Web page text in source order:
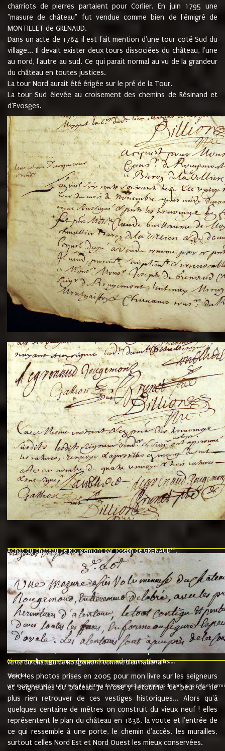
charriots de pierres partaient pour Corlier. En juin 1795 une
"masure de château" fut vendue comme bien de l'émigré de
MONTILLET de GRENAUD.
Dans un acte de 1784 il est fait mention d'une tour coté Sud du
village... Il devait exister deux tours dissociées du château, l'une
au nord, l'autre au sud. Ce qui parait normal au vu de la grandeur
du château en toutes justices.
La tour Nord aurait été érigée sur le pré de la Tour.
La tour Sud élevée au croisement des chemins de Résinand et
d'Evosges.
Achat du château de Rougemont par Joseph de GRENAUD10.
"l'an mil six cent soixante treze le ving neuvième jour du mois de
nommé fut présent Messire Claude Guillaume de Moyriat chevalier baron
vend, purement simplement et irrevocablement a monseigneur monsieur
et chavannes conseiller du roy au parlement de Bourgogne, present et
que le dit seigneur Baron de la Vellière a sur ses hommes, indivisables et
de la Velliere tout ainsi et comme le dit seigneur Baron et ses
présent......"
suivent les rentes, donation des terriers, etc... au prix de 880 livre louis
Ci contre les signatures des vendeurs, acheteurs, témoins....
vente du château de Rougemont comme bien national9.
"3ème lot
une mazure assez volumineuse du chateau de Rougemond, entierement delabré, avec près et
Voici les photos prises en 2005 pour mon livre sur les seigneurs
et seigneuries du plateau. Je n'ose y retourner de peur de ne
plus rien retrouver de ces vestiges historiques... Alors qu'à
quelques centaine de mètres on construit du vieux neuf ! elles
représentent le plan du château en 1838, la voute et l'entrée de
ce qui ressemble à une porte, le chemin d'accès, les murailles,
surtout celles Nord Est et Nord Ouest les mieux conservées.